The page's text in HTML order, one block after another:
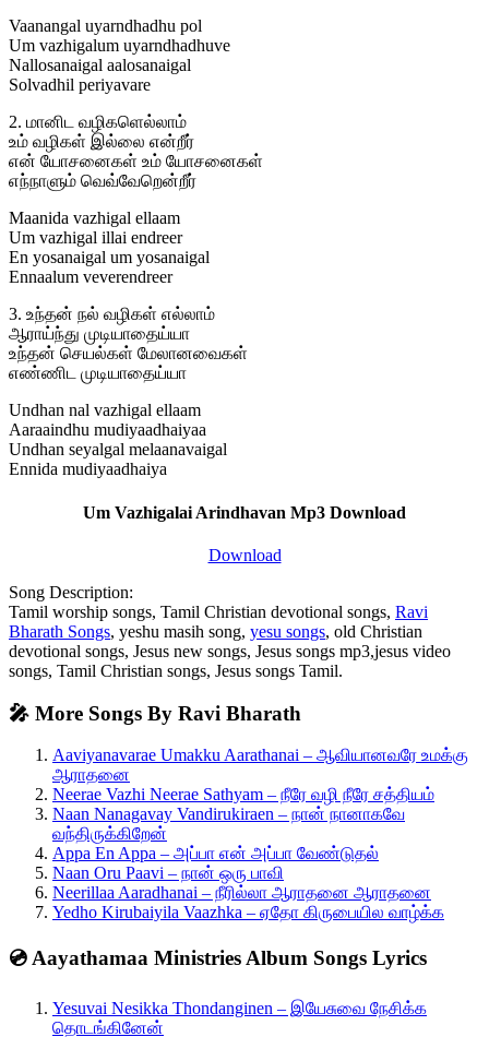
Vaanangal uyarndhadhu pol
Um vazhigalum uyarndhadhuve
Nallosanaigal aalosanaigal
Solvadhil periyavare
2. மானிட வழிகளெல்லாம்
உம் வழிகள் இல்லை என்றீர்
என் யோசனைகள் உம் யோசனைகள்
எந்நாளும் வெவ்வேறென்றீர்
Maanida vazhigal ellaam
Um vazhigal illai endreer
En yosanaigal um yosanaigal
Ennaalum veverendreer
3. உந்தன் நல் வழிகள் எல்லாம்
ஆராய்ந்து முடியாதைய்யா
உந்தன் செயல்கள் மேலானவைகள்
எண்ணிட முடியாதைய்யா
Undhan nal vazhigal ellaam
Aaraaindhu mudiyaadhaiyaa
Undhan seyalgal melaanavaigal
Ennida mudiyaadhaiya
Um Vazhigalai Arindhavan Mp3 Download
Download
Song Description:
Tamil worship songs, Tamil Christian devotional songs, Ravi
Bharath Songs, yeshu masih song, yesu songs, old Christian
devotional songs, Jesus new songs, Jesus songs mp3,jesus video
songs, Tamil Christian songs, Jesus songs Tamil.
🎤 More Songs By Ravi Bharath
Aaviyanavarae Umakku Aarathanai – ஆவியானவரே உமக்கு
ஆராதனை
Neerae Vazhi Neerae Sathyam – நீரே வழி நீரே சத்தியம்
Naan Nanagavay Vandirukiraen – நான் நானாகவே
வந்திருக்கிறேன்
Appa En Appa – அப்பா என் அப்பா வேண்டுதல்
Naan Oru Paavi – நான் ஒரு பாவி
Neerillaa Aaradhanai – நீரில்லா ஆராதனை ஆராதனை
Yedho Kirubaiyila Vaazhka – ஏதோ கிருபையில வாழ்க்க
💿 Aayathamaa Ministries Album Songs Lyrics
Yesuvai Nesikka Thondanginen – இயேசுவை நேசிக்க
தொடங்கினேன்